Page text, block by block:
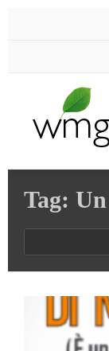
Tag: